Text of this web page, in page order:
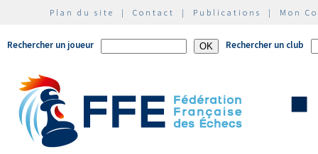
Plan du site | Contact | Publications | Mon
Rechercher un joueur Rechercher un club